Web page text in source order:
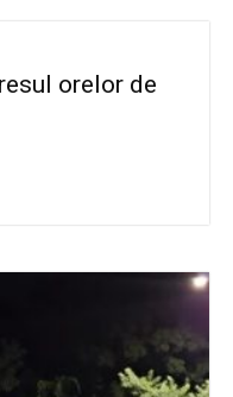
orelor de